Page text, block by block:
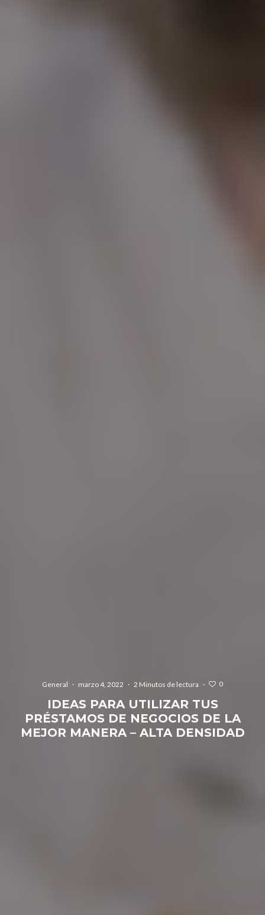
General · marzo 4, 2022 · 2 Minutos de lectura · 0
IDEAS PARA UTILIZAR TUS
PRÉSTAMOS DE NEGOCIOS DE LA
MEJOR MANERA – ALTA DENSIDAD